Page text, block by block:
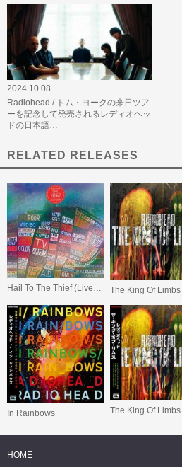
2024.10.08
Radiohead / トム・ヨークの来日ツア
ーを記念して発売されるレディオヘッ
ドの日本語…
RELATED RELEASES
Hail To The Thief (Live Recordings 2003-2009) The King Of Limbs
In Rainbows The King Of Limbs
HOME